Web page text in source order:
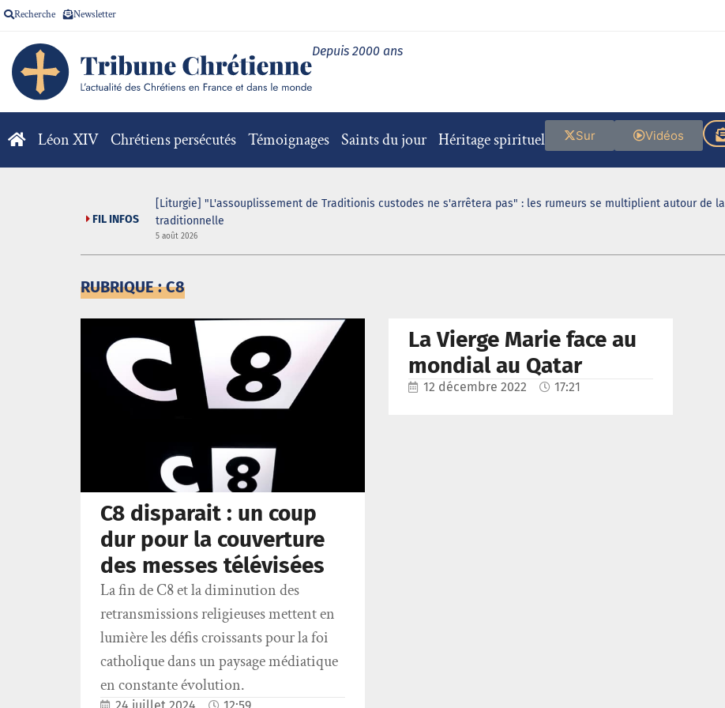
Recherche Newsletter
Depuis 2000 ans
Léon XIV Chrétiens persécutés Témoignages Saints du jour Héritage spirituel Vidéos
Sur
FIL INFOS
[Liturgie] "L'assouplissement de Traditionis custodes ne s'arrêtera pas" : les rumeurs se multiplient autour de
traditionnelle
5 août 2026
RUBRIQUE : C8
C8 disparait : un coup
dur pour la couverture
des messes télévisées
La fin de C8 et la diminution des
retransmissions religieuses mettent en
lumière les défis croissants pour la foi
catholique dans un paysage médiatique
en constante évolution.
La Vierge Marie face au
mondial au Qatar
12 décembre 2022 17:21